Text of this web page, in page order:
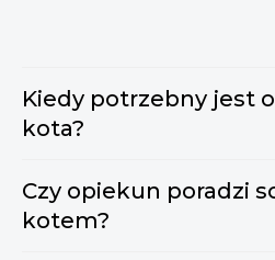
Kiedy potrzebny jest
kota?
Czy opiekun poradzi
kotem?